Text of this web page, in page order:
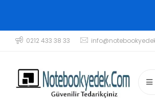
0212 433 38 33